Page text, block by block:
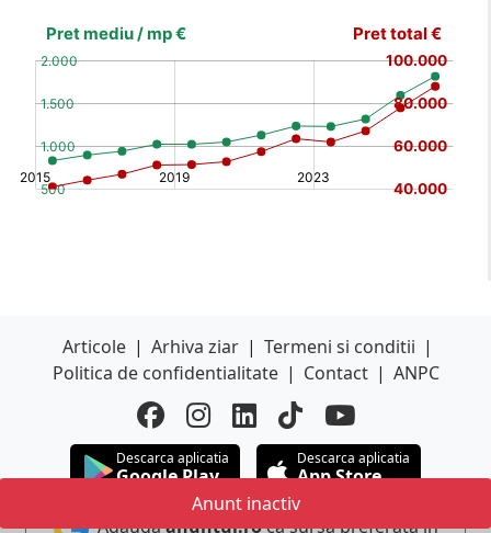
Anunt inactiv
Articole | Arhiva ziar | Termeni si conditii |
Politica de confidentialitate | Contact | ANPC
Descarca aplicatia
Google Play
Descarca aplicatia
App Store
Adaugaanuntul.roca sursa preferata in